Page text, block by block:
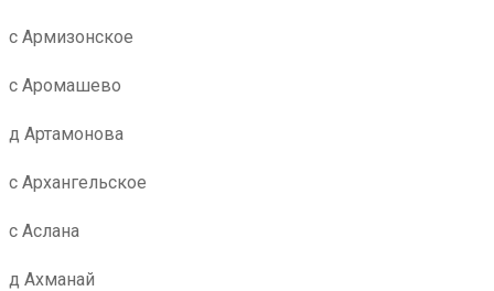
с Армизонское
с Аромашево
д Артамонова
с Архангельское
с Аслана
д Ахманай